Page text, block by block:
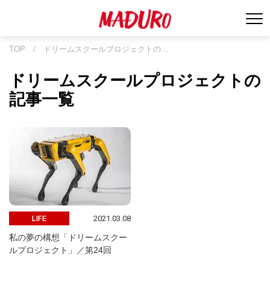
TOP / ドリームスクールプロジェクトの…
ドリームスクールプロジェクトの
記事一覧
LIFE 2021.03.08
私の夢の構想「ドリームスクー
ルプロジェクト」／第24回